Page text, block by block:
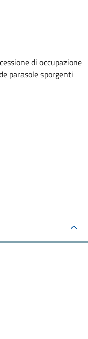
di occupazione
parasole sporgenti